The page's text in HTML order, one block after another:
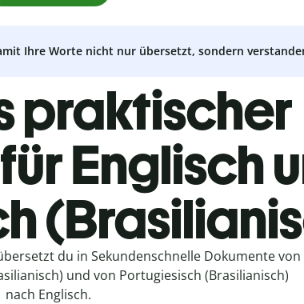
Ihre Worte nicht nur übersetzt, sondern
praktischer
Englisch
du in Sekundenschnelle Dokumente von
und von Portugiesisch (Brasilianisch)
nach Englisch.